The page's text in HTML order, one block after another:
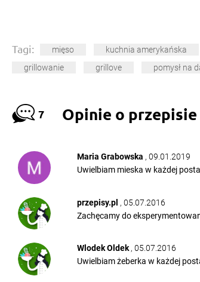
Tagi: mięso kuchnia amerykańska
grillowanie
grillove pomysł na
7 Opinie o przepisie
Maria Grabowska , 09.01.2019
Uwielbiam mieska w każdej
przepisy.pl , 05.07.2016
Zachęcamy do
Wlodek Oldek, 05.07.2016
Uwielbiam żeberka w każdej